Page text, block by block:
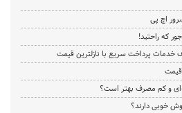
که راحتید!
خدمات پرداخت سریع با نازلترین قیمت
قیمت
و کم مصرف بهتر است؟
خوبی دارند؟